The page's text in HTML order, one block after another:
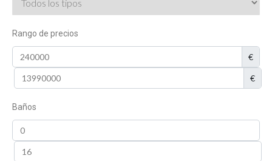
Rango de precios
€
€
Baños